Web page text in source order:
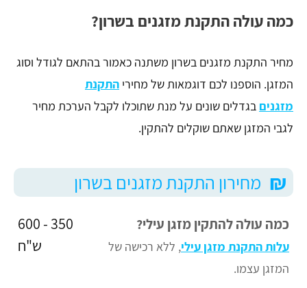
כמה עולה התקנת מזגנים בשרון?
מחיר התקנת מזגנים בשרון משתנה כאמור בהתאם לגודל וסוג
המזגן. הוספנו לכם דוגמאות של מחירי התקנת
מזגנים בגדלים שונים על מנת שתוכלו לקבל הערכת מחיר
לגבי המזגן שאתם שוקלים להתקין.
₪ מחירון התקנת מזגנים בשרון
כמה עולה להתקין מזגן עילי?
עלות התקנת מזגן עילי, ללא רכישה של
המזגן עצמו.
350 - 600
ש"ח